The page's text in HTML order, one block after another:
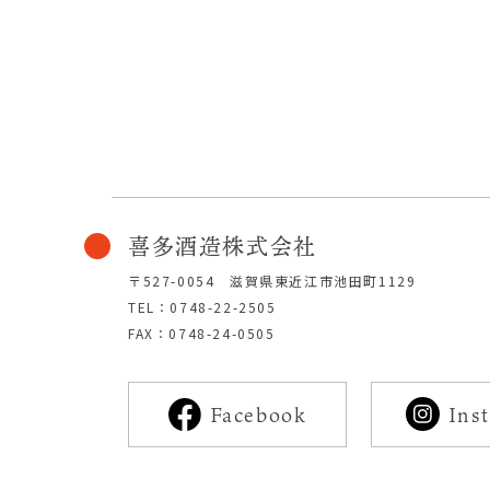
喜多酒造株式会社
〒527-0054 滋賀県東近江市池田町1129
TEL：0748-22-2505
FAX：0748-24-0505
Facebook